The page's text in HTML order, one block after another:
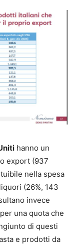
hanno un
export (937
nella spesa
(26%, 143
invece
una quota che
di questi
e prodotti da